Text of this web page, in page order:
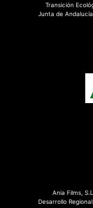
Transición
Junta de
Ania Films,
Desarrollo